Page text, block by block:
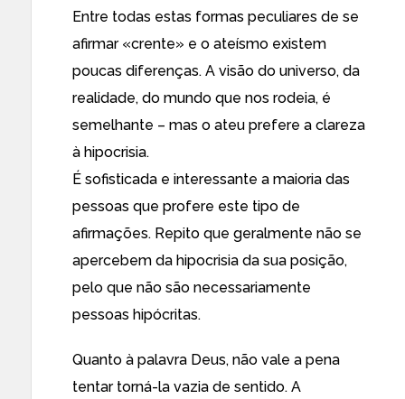
Entre todas estas formas peculiares de se
afirmar «crente» e o ateísmo existem
poucas diferenças. A visão do universo, da
realidade, do mundo que nos rodeia, é
semelhante – mas o ateu prefere a clareza
à hipocrisia.
É sofisticada e interessante a maioria das
pessoas que profere este tipo de
afirmações. Repito que geralmente não se
apercebem da hipocrisia da sua posição,
pelo que não são necessariamente
pessoas hipócritas.
Quanto à palavra Deus, não vale a pena
tentar torná-la vazia de sentido. A